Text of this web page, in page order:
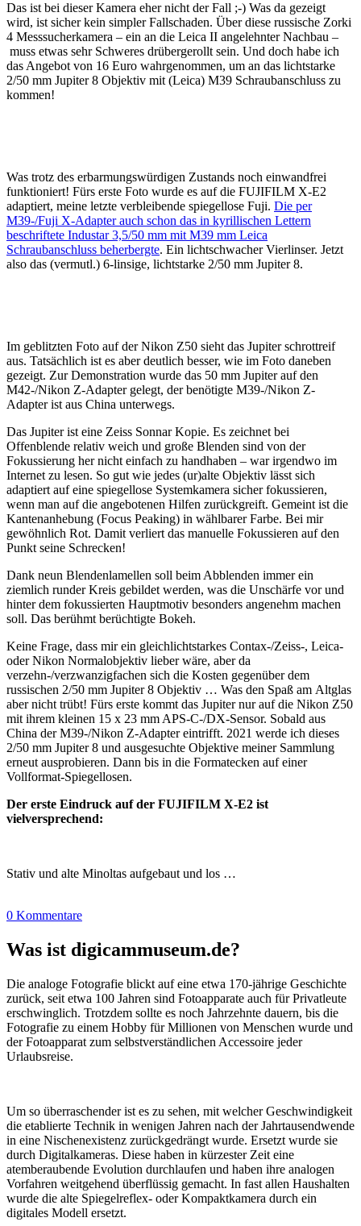
Das ist bei dieser Kamera eher nicht der Fall ;-) Was da gezeigt
wird, ist sicher kein simpler Fallschaden. Über diese russische Zorki
4 Messsucherkamera – ein an die Leica II angelehnter Nachbau –
muss etwas sehr Schweres drübergerollt sein. Und doch habe ich
das Angebot von 16 Euro wahrgenommen, um an das lichtstarke
2/50 mm Jupiter 8 Objektiv mit (Leica) M39 Schraubanschluss zu
kommen!
Was trotz des erbarmungswürdigen Zustands noch einwandfrei
funktioniert! Fürs erste Foto wurde es auf die FUJIFILM X-E2
adaptiert, meine letzte verbleibende spiegellose Fuji. Die per
M39-/Fuji X-Adapter auch schon das in kyrillischen Lettern
beschriftete Industar 3,5/50 mm mit M39 mm Leica
Schraubanschluss beherbergte. Ein lichtschwacher Vierlinser. Jetzt
also das (vermutl.) 6-linsige, lichtstarke 2/50 mm Jupiter 8.
Im geblitzten Foto auf der Nikon Z50 sieht das Jupiter schrottreif
aus. Tatsächlich ist es aber deutlich besser, wie im Foto daneben
gezeigt. Zur Demonstration wurde das 50 mm Jupiter auf den
M42-/Nikon Z-Adapter gelegt, der benötigte M39-/Nikon Z-
Adapter ist aus China unterwegs.
Das Jupiter ist eine Zeiss Sonnar Kopie. Es zeichnet bei
Offenblende relativ weich und große Blenden sind von der
Fokussierung her nicht einfach zu handhaben – war irgendwo im
Internet zu lesen. So gut wie jedes (ur)alte Objektiv lässt sich
adaptiert auf eine spiegellose Systemkamera sicher fokussieren,
wenn man auf die angebotenen Hilfen zurückgreift. Gemeint ist die
Kantenanhebung (Focus Peaking) in wählbarer Farbe. Bei mir
gewöhnlich Rot. Damit verliert das manuelle Fokussieren auf den
Punkt seine Schrecken!
Dank neun Blendenlamellen soll beim Abblenden immer ein
ziemlich runder Kreis gebildet werden, was die Unschärfe vor und
hinter dem fokussierten Hauptmotiv besonders angenehm machen
soll. Das berühmt berüchtigte Bokeh.
Keine Frage, dass mir ein gleichlichtstarkes Contax-/Zeiss-, Leica-
oder Nikon Normalobjektiv lieber wäre, aber da
verzehn-/verzwanzigfachen sich die Kosten gegenüber dem
russischen 2/50 mm Jupiter 8 Objektiv … Was den Spaß am Altglas
aber nicht trübt! Fürs erste kommt das Jupiter nur auf die Nikon Z50
mit ihrem kleinen 15 x 23 mm APS-C-/DX-Sensor. Sobald aus
China der M39-/Nikon Z-Adapter eintrifft. 2021 werde ich dieses
2/50 mm Jupiter 8 und ausgesuchte Objektive meiner Sammlung
erneut ausprobieren. Dann bis in die Formatecken auf einer
Vollformat-Spiegellosen.
Der erste Eindruck auf der FUJIFILM X-E2 ist
vielversprechend:
Stativ und alte Minoltas aufgebaut und los …
0 Kommentare
Was ist digicammuseum.de?
Die analoge Fotografie blickt auf eine etwa 170-jährige Geschichte
zurück, seit etwa 100 Jahren sind Fotoapparate auch für Privatleute
erschwinglich. Trotzdem sollte es noch Jahrzehnte dauern, bis die
Fotografie zu einem Hobby für Millionen von Menschen wurde und
der Fotoapparat zum selbstverständlichen Accessoire jeder
Urlaubsreise.
Um so überraschender ist es zu sehen, mit welcher Geschwindigkeit
die etablierte Technik in wenigen Jahren nach der Jahrtausendwende
in eine Nischenexistenz zurückgedrängt wurde. Ersetzt wurde sie
durch Digitalkameras. Diese haben in kürzester Zeit eine
atemberaubende Evolution durchlaufen und haben ihre analogen
Vorfahren weitgehend überflüssig gemacht. In fast allen Haushalten
wurde die alte Spiegelreflex- oder Kompaktkamera durch ein
digitales Modell ersetzt.